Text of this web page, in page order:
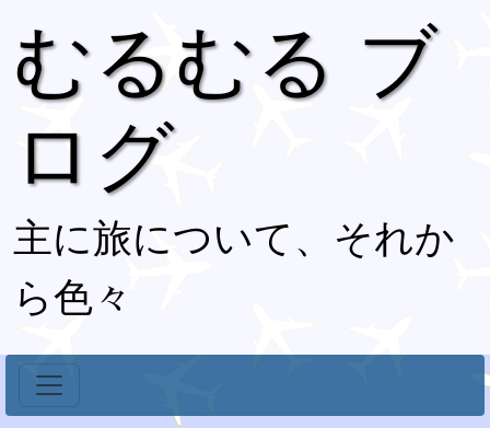
むるむる ブ
ログ
主に旅について、それか
ら色々